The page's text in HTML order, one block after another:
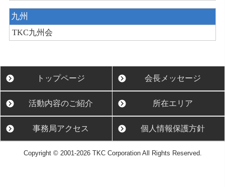
九州
TKC九州会
トップページ 会長メッセージ
活動内容のご紹介 所在エリア
事務局アクセス 個人情報保護方針
Copyright © 2001-2026 TKC Corporation All Rights Reserved.